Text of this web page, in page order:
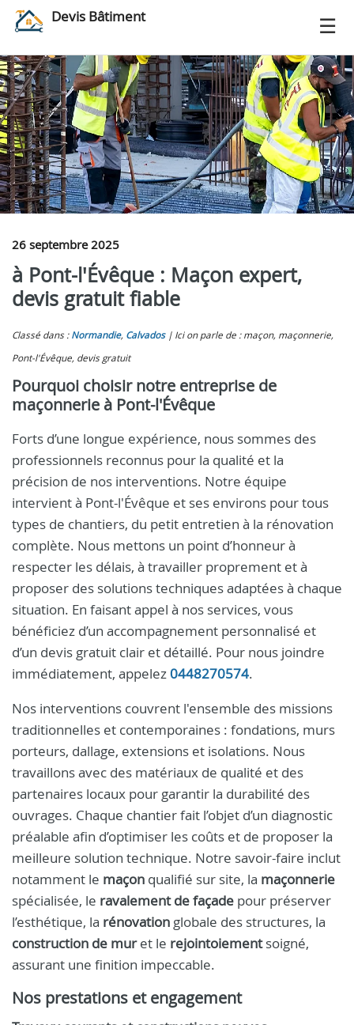
Devis Bâtiment
26 septembre 2025
à Pont-l'Évêque : Maçon expert,
devis gratuit fiable
Classé dans : Normandie, Calvados
Ici on parle de : maçon, maçonnerie,
Pont-l'Évêque, devis gratuit
Pourquoi choisir notre entreprise de
maçonnerie à Pont-l'Évêque
Forts d’une longue expérience, nous sommes des
professionnels reconnus pour la qualité et la
précision de nos interventions. Notre équipe
intervient à Pont-l'Évêque et ses environs pour tous
types de chantiers, du petit entretien à la rénovation
complète. Nous mettons un point d’honneur à
respecter les délais, à travailler proprement et à
proposer des solutions techniques adaptées à chaque
situation. En faisant appel à nos services, vous
bénéficiez d’un accompagnement personnalisé et
d’un devis gratuit clair et détaillé. Pour nous joindre
immédiatement, appelez0448270574.
Nos interventions couvrent l'ensemble des missions
traditionnelles et contemporaines : fondations, murs
porteurs, dallage, extensions et isolations. Nous
travaillons avec des matériaux de qualité et des
partenaires locaux pour garantir la durabilité des
ouvrages. Chaque chantier fait l’objet d’un diagnostic
préalable afin d’optimiser les coûts et de proposer la
meilleure solution technique. Notre savoir-faire inclut
notamment le maçon qualifié sur site, la maçonnerie
spécialisée, le ravalement de façade pour préserver
l’esthétique, la rénovation globale des structures, la
construction de muret le rejointoiementsoigné,
assurant une finition impeccable.
Nos prestations et engagement